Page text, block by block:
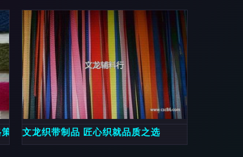
略指南
文龙织带制品 匠心织就品质之选